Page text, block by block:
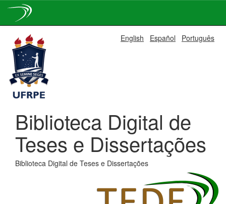
navigation
English Español Português
Biblioteca Digital de
Teses e Dissertações
Biblioteca Digital de Teses e Dissertações